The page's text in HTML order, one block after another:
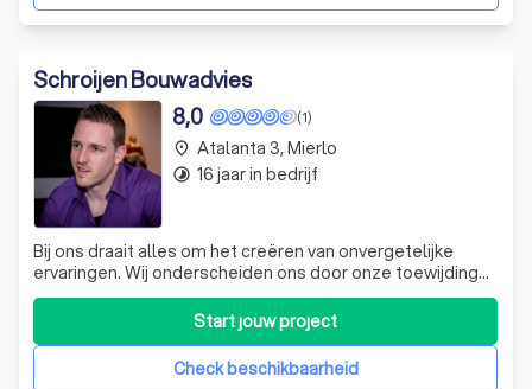
Schroijen Bouwadvies
(1)
8,0
Bij ons draait alles om het creëren van onvergetelijke
ervaringen. Wij onderscheiden ons door onze toewijding
aan kwaliteit en klanttevredenheid. Met een team van
gepassioneerde professionals zetten we ons in om de
verwachtingen van onze klanten te overtreffen. Of het nu
gaat om het leveren van uitsCheck beschikbaarheid
Start jouw project
place Atalanta 3, Mierlo
timelapse 16 jaar in bedrijf